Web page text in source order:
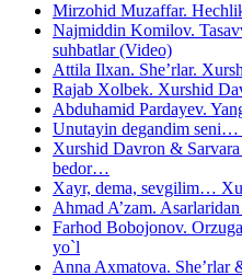
Mirzohid Muzaffar.
Najmiddin Komilov.
suhbatlar (Video)
Attila Ilxan. She’rlar.
Rajab Xolbek. Xurshid
Abduhamid Pardayev.
Unutayin degandim seni…
Xurshid Davron &
bedor…
Xayr, dema, sevgilim…
Ahmad A’zam.
Farhod Bobojonov.
yo`l
Anna Axmatova. She’rlar